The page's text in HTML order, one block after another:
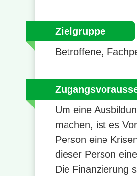
Zielgruppe
Betroffene,
Um eine
machen, ist es
Person eine
dieser Person
Die Finanzierung